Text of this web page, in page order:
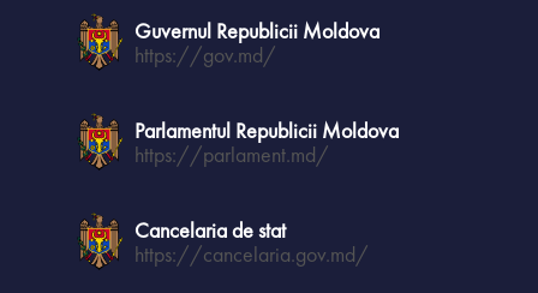
Guvernul Republicii Moldova
https://gov.md/
Parlamentul Republicii Moldova
https://parlament.md/
Cancelaria de stat
https://cancelaria.gov.md/